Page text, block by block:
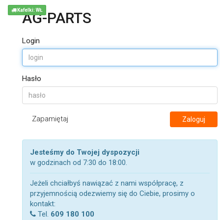
AG-PARTS
Login
Hasło
Zapamiętaj Zaloguj
Jesteśmy do Twojej dyspozycji
w godzinach od 7:30 do 18:00.
Jeżeli chciałbyś nawiązać z nami współpracę, z
przyjemnością odezwiemy się do Ciebie, prosimy o
kontakt:
Tel. 609 180 100
Kafelki: WŁ